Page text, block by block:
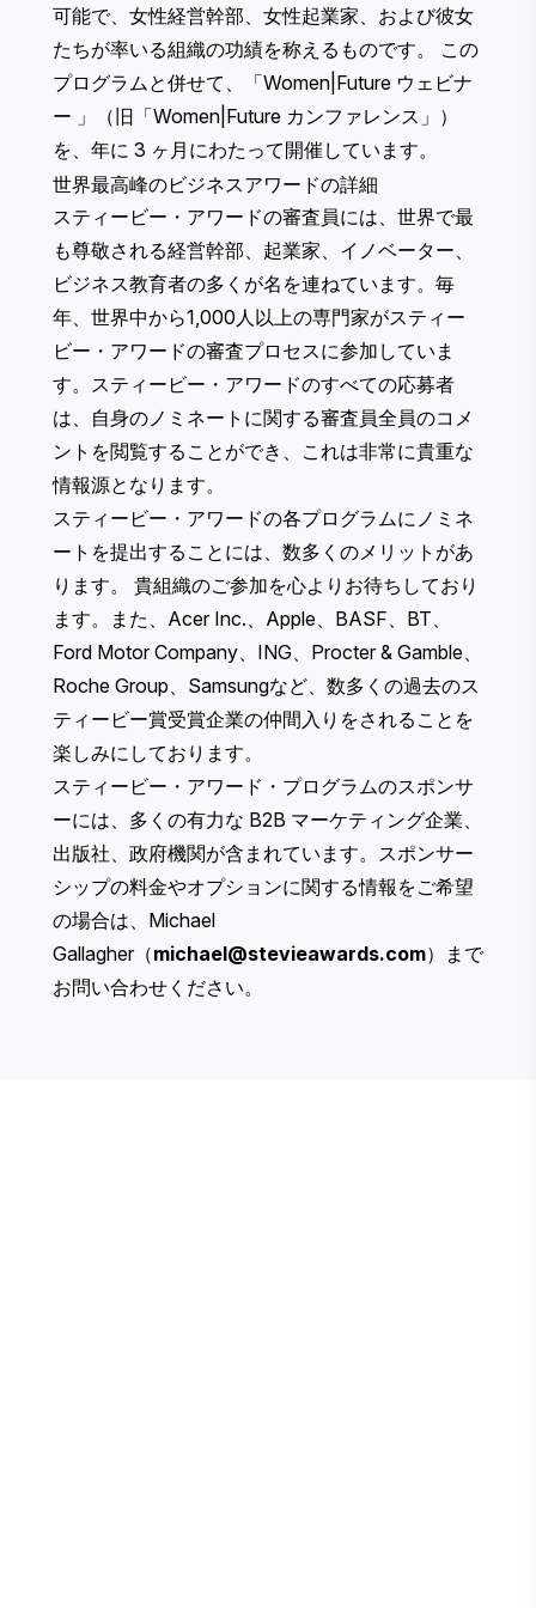
可能で、女性経営幹部、女性起業家、および彼女
たちが率いる組織の功績を称えるものです。 この
プログラムと併せて、
「Women|Future ウェビナ
ー 」（旧「Women|Future カンファレンス」）
を、年に 3 ヶ月にわたって開催しています。
世界最高峰のビジネスアワードの詳細
スティービー・アワードの審査員には、世界で最
も尊敬される経営幹部、起業家、イノベーター、
ビジネス教育者の多くが名を連ねています。毎
年、世界中から1,000人以上の専門家がスティー
ビー・アワードの審査プロセスに参加していま
す。スティービー・アワードのすべての応募者
は、自身のノミネートに関する審査員全員のコメ
ントを閲覧することができ、これは非常に貴重な
情報源となります。
スティービー・アワードの各プログラムにノミネ
ートを提出することには、 数多くのメリット があ
ります。 貴組織のご参加を心よりお待ちしており
ます。また、Acer Inc.、Apple、BASF、BT、
Ford Motor Company、ING、Procter & Gamble、
Roche Group、Samsungなど、数多くの過去のス
ティービー賞受賞企業の仲間入りをされることを
楽しみにしております。
スティービー・アワード・プログラムのスポンサ
ーには、多くの有力な B2B マーケティング企業、
出版社、政府機関が含まれています。スポンサー
シップの料金やオプションに関する情報をご希望
の場合は、Michael
Gallagher（michael@stevieawards.com）まで
お問い合わせください。